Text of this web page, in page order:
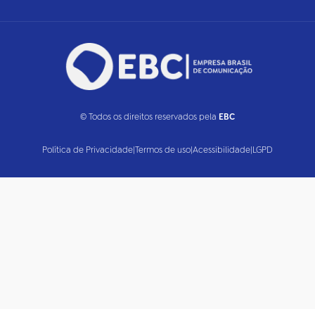
© Todos os direitos reservados pela EBC
Política de Privacidade|Termos de uso|Acessibilidade|LGPD